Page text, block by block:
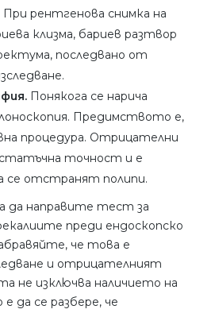
рентгенова снимка на
клизма, бариев разтвор
последвано от
Понякога се нарича
Предимството е,
процедура. Отрицателни
точност и е
се отстранят полипи.
направите тест за
преди ендоскопско
че това е
и отрицателният
не изключва наличието на
да се разбере, че